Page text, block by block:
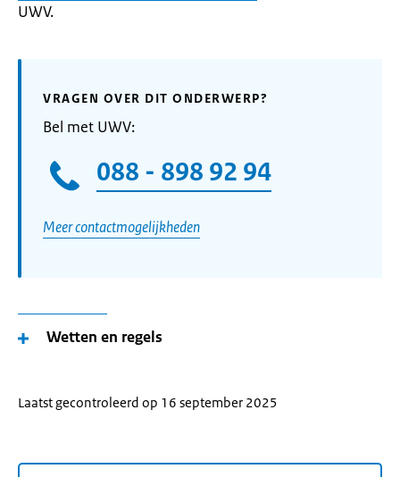
UWV.
VRAGEN OVER DIT ONDERWERP?
Bel met UWV:
088 - 898 92 94
Meer contactmogelijkheden
Wetten en regels
Laatst gecontroleerd op 16 september 2025